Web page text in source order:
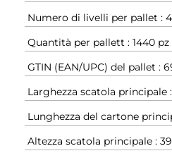
Numero di livelli per pallet :
Quantità per pallett : 1440 pz
GTIN (EAN/UPC) del pallet :
Larghezza scatola principale
Lunghezza del cartone
Altezza scatola principale :